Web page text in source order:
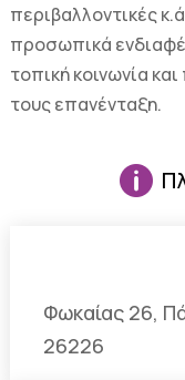
περιβαλλοντικές
προσωπικά
τοπική κοινωνία
τους επανένταξη.

Φωκαίας 26,
26226